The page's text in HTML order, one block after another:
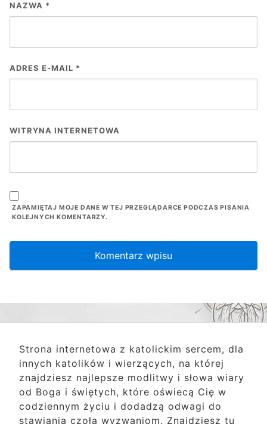
NAZWA *
ADRES E-MAIL *
WITRYNA INTERNETOWA
ZAPAMIĘTAJ MOJE DANE W TEJ PRZEGLĄDARCE PODCZAS PISANIA
KOLEJNYCH KOMENTARZY.
Strona internetowa z katolickim sercem, dla
innych katolików i wierzących, na której
znajdziesz najlepsze modlitwy i słowa wiary
od Boga i świętych, które oświecą Cię w
codziennym życiu i dodadzą odwagi do
stawiania czoła wyzwaniom. Znajdziesz tu